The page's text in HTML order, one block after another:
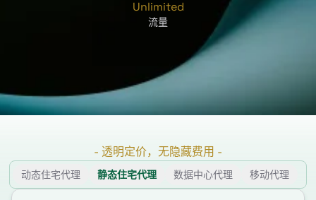
Unlimited
流量
- 透明定价，无隐藏费用 -
动态住宅代理 静态住宅代理 数据中心代理 移动代理